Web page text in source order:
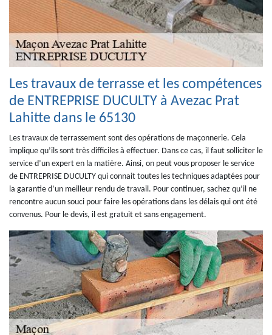
Les travaux de terrasse et les compétences
de ENTREPRISE DUCULTY à Avezac Prat
Lahitte dans le 65130
Les travaux de terrassement sont des opérations de maçonnerie. Cela
implique qu’ils sont très difficiles à effectuer. Dans ce cas, il faut solliciter le
service d’un expert en la matière. Ainsi, on peut vous proposer le service
de ENTREPRISE DUCULTY qui connait toutes les techniques adaptées pour
la garantie d’un meilleur rendu de travail. Pour continuer, sachez qu’il ne
rencontre aucun souci pour faire les opérations dans les délais qui ont été
convenus. Pour le devis, il est gratuit et sans engagement.